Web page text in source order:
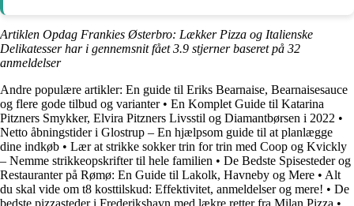
Artiklen Opdag Frankies Østerbro: Lækker Pizza og Italienske
Delikatesser har i gennemsnit fået3.9 stjerner baseret på 32
anmeldelser
Andre populære artikler: En guide til Eriks Bearnaise, Bearnaisesauce
og flere gode tilbud og varianter• En Komplet Guide til Katarina
Pitzners Smykker, Elvira Pitzners Livsstil og Diamantbørsen i 2022 •
Netto åbningstider i Glostrup – En hjælpsom guide til at planlægge
dine indkøb • Lær at strikke sokker trin for trin med Coop og Kvickly
– Nemme strikkeopskrifter til hele familien • De Bedste Spisesteder og
Restauranter på Rømø: En Guide til Lakolk, Havneby og Mere • Alt
du skal vide om t8 kosttilskud: Effektivitet, anmeldelser og mere! • De